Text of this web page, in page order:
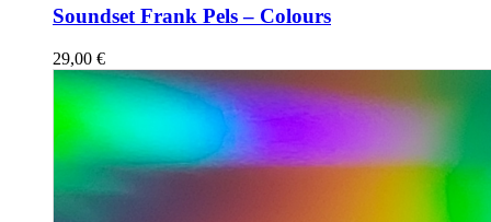
Soundset Frank Pels – Colours
29,00 €